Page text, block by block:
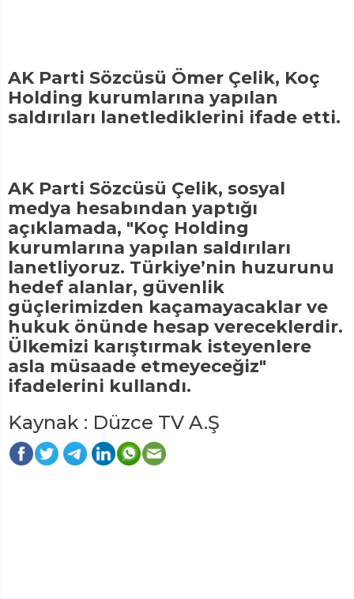
AK Parti Sözcüsü Ömer Çelik, Koç
Holding kurumlarına yapılan
saldırıları lanetlediklerini ifade etti.
AK Parti Sözcüsü Çelik, sosyal
medya hesabından yaptığı
açıklamada, "Koç Holding
kurumlarına yapılan saldırıları
lanetliyoruz. Türkiye’nin huzurunu
hedef alanlar, güvenlik
güçlerimizden kaçamayacaklar ve
hukuk önünde hesap vereceklerdir.
Ülkemizi karıştırmak isteyenlere
asla müsaade etmeyeceğiz"
ifadelerini kullandı.
Kaynak : Düzce TV A.Ş